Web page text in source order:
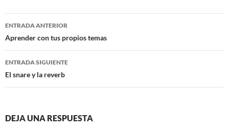
Navegación
de
entradas
ENTRADA ANTERIOR
Aprender con tus propios temas
ENTRADA SIGUIENTE
El snare y la reverb
DEJA UNA RESPUESTA